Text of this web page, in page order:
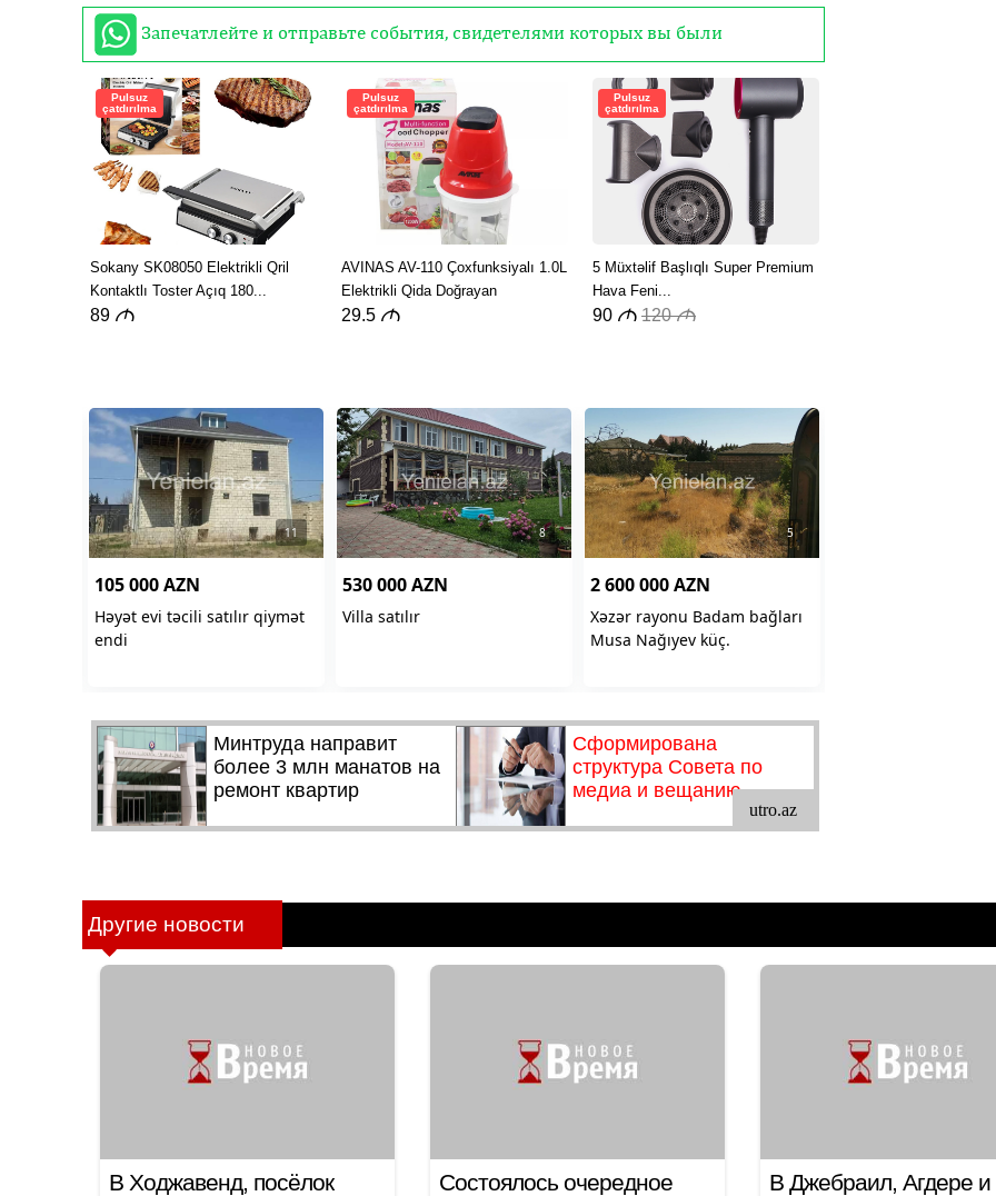
Запечатлейте и отправьте события, свидетелями которых вы были
Другие новости
В Ходжавенд, посёлок
Состоялось очередное
В Джебраил, Агдере и